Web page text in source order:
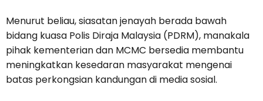
Menurut beliau, siasatan jenayah berada bawah
bidang kuasa Polis Diraja Malaysia (PDRM), manakala
pihak kementerian dan MCMC bersedia membantu
meningkatkan kesedaran masyarakat mengenai
batas perkongsian kandungan di media sosial.